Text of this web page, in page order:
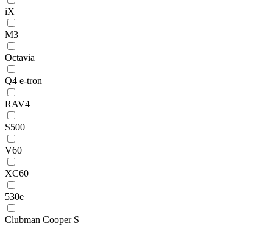
iX
M3
Octavia
Q4 e-tron
RAV4
S500
V60
XC60
530e
Clubman Cooper S